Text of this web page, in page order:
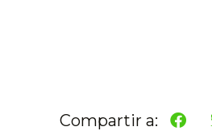
Compartir a: